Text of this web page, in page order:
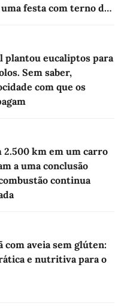
festa com terno de
plantou eucaliptos para
Sem saber,
com que os
km em um carro
a uma conclusão
continua
com aveia sem glúten:
e nutritiva para o